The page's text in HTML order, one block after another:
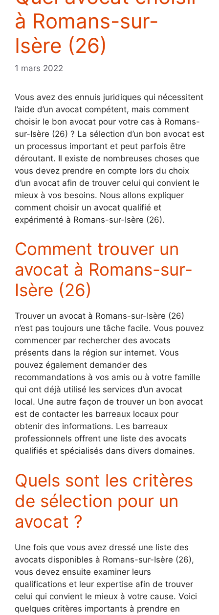
à Romans-sur-
Isère (26)
1 mars 2022
Vous avez des ennuis juridiques qui nécessitent
l’aide d’un avocat compétent, mais comment
choisir le bon avocat pour votre cas à Romans-
sur-Isère (26) ? La sélection d’un bon avocat est
un processus important et peut parfois être
déroutant. Il existe de nombreuses choses que
vous devez prendre en compte lors du choix
d’un avocat afin de trouver celui qui convient le
mieux à vos besoins. Nous allons expliquer
comment choisir un avocat qualifié et
expérimenté à Romans-sur-Isère (26).
Comment trouver un
avocat à Romans-sur-
Isère (26)
Trouver un avocat à Romans-sur-Isère (26)
n’est pas toujours une tâche facile. Vous pouvez
commencer par rechercher des avocats
présents dans la région sur internet. Vous
pouvez également demander des
recommandations à vos amis ou à votre famille
qui ont déjà utilisé les services d’un avocat
local. Une autre façon de trouver un bon avocat
est de contacter les barreaux locaux pour
obtenir des informations. Les barreaux
professionnels offrent une liste des avocats
qualifiés et spécialisés dans divers domaines.
Quels sont les critères
de sélection pour un
avocat ?
Une fois que vous avez dressé une liste des
avocats disponibles à Romans-sur-Isère (26),
vous devez ensuite examiner leurs
qualifications et leur expertise afin de trouver
celui qui convient le mieux à votre cause. Voici
quelques critères importants à prendre en